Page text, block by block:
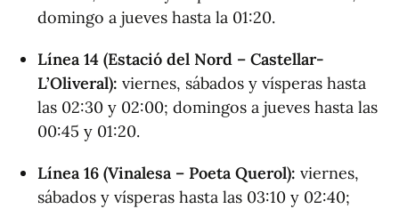
domingo a jueves hasta la 01:20.
Línea 14 (Estació del Nord – Castellar-
L’Oliveral): viernes, sábados y vísperas hasta
las 02:30 y 02:00; domingos a jueves hasta las
00:45 y 01:20.
Línea 16 (Vinalesa – Poeta Querol): viernes,
sábados y vísperas hasta las 03:10 y 02:40;